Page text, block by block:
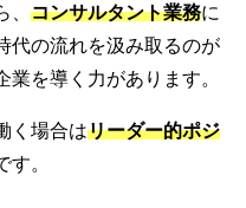
、 コンサルタント業務に
代の流れを汲み取るのが
業を導く力があります。
く場合はリーダー的ポジ
す。